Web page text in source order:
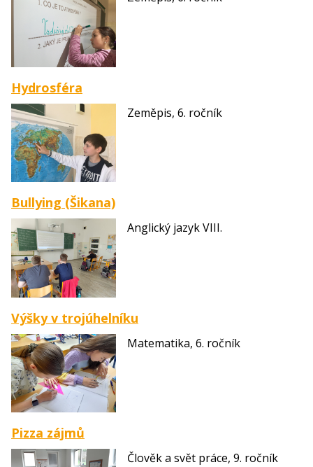
Hydrosféra
Zeměpis, 6. ročník
Bullying (Šikana)
Anglický jazyk VIII.
Výšky v trojúhelníku
Matematika, 6. ročník
Pizza zájmů
Člověk a svět práce, 9. ročník